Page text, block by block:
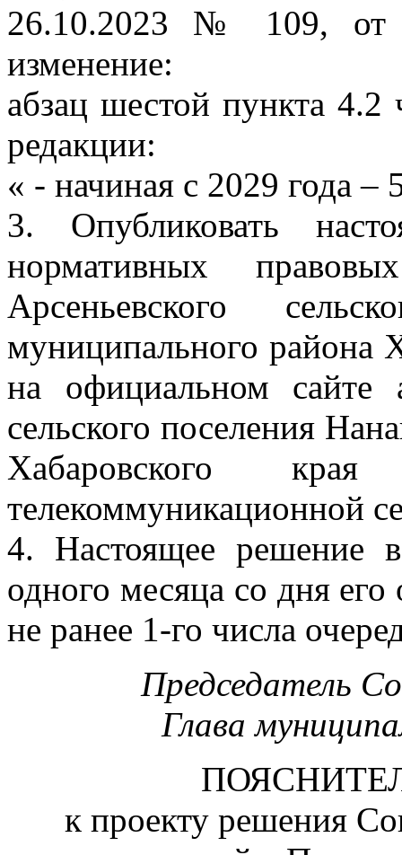
26.10.2023 № 109, от
изменение:
абзац шестой пункта
редакции:
« - начиная с 2029 года –
3. Опубликовать
нормативных
Арсеньевского
муниципального района
на официальном сайте
сельского поселения
Хабаровского
телекоммуникационной
4. Настоящее решение
одного месяца со дня
не ранее 1-го числа
Председатель
Глава
к проекту решения